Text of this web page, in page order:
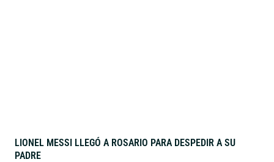
LIONEL MESSI LLEGÓ A ROSARIO PARA DESPEDIR A SU
PADRE